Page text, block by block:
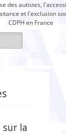
des autistes,
et l'exclusion
CDPH en France
sur la